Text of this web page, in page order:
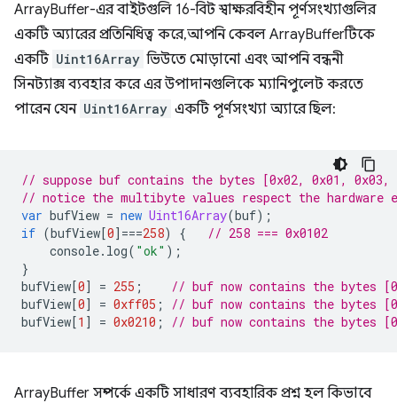
ArrayBuffer-এর বাইটগুলি 16-বিট স্বাক্ষরবিহীন পূর্ণসংখ্যাগুলির
একটি অ্যারের প্রতিনিধিত্ব করে, আপনি কেবল ArrayBufferটিকে
একটি Uint16Array ভিউতে মোড়ানো এবং আপনি বন্ধনী
সিনট্যাক্স ব্যবহার করে এর উপাদানগুলিকে ম্যানিপুলেট করতে
পারেন যেন Uint16Array একটি পূর্ণসংখ্যা অ্যারে ছিল:
// suppose buf contains the bytes [0x02, 0x01, 0x03,
// notice the multibyte values respect the
var bufView = new Uint16Array(buf);
if (bufView[0] ===258) {
// 258 === 0x0102
console. log( "ok" );
}
bufView[0] = 255 ;
// buf now contains the bytes
bufView[0] = 0xff05 ;
// buf now contains the bytes
bufView[1 ] = 0x0210 ; // buf now contains the bytes
ArrayBuffer সম্পর্কে একটি সাধারণ ব্যবহারিক প্রশ্ন হল কিভাবে